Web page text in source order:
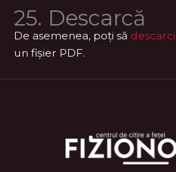
25. Descarcă
De asemenea, poți să descarci
un fișier PDF.